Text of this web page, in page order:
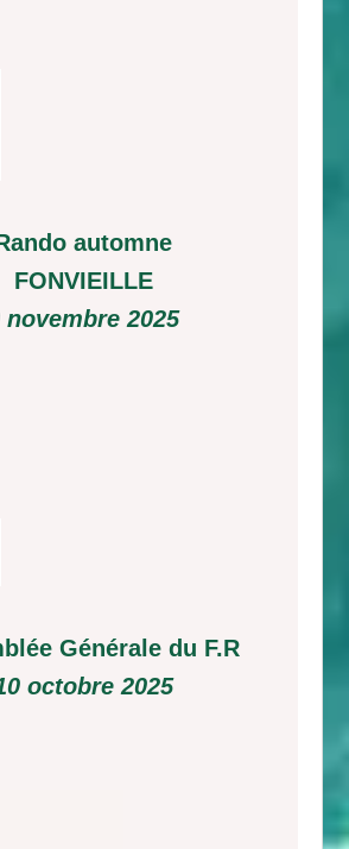
automne
FONVIEILLE
novembre 2025
Générale du F.R
octobre 2025